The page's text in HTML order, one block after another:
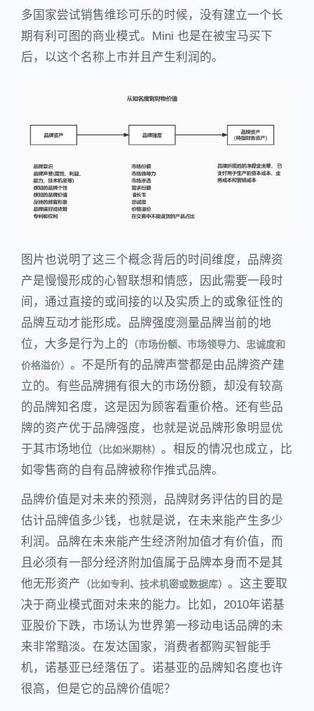
多国家尝试销售维珍可乐的时候，没有建立一个长
期有利可图的商业模式。Mini 也是在被宝马买下
后，以这个名称上市并且产生利润的。
图片也说明了这三个概念背后的时间维度，品牌资
产是慢慢形成的心智联想和情感，因此需要一段时
间，通过直接的或间接的以及实质上的或象征性的
品牌互动才能形成。品牌强度测量品牌当前的地
位，大多是行为上的 （市场份额、市场领导力、忠诚度和
价格溢价） 。不是所有的品牌声誉都是由品牌资产建
立的。有些品牌拥有很大的市场份额，却没有较高
的品牌知名度，这是因为顾客看重价格。还有些品
牌的资产优于品牌强度，也就是说品牌形象明显优
于其市场地位 （比如米期林） 。相反的情况也成立，比
如零售商的自有品牌被称作推式品牌。
品牌价值是对未来的预测，品牌财务评估的目的是
估计品牌值多少钱，也就是说，在未来能产生多少
利润。品牌在未来能产生经济附加值才有价值，而
且必须有一部分经济附加值属于品牌本身而不是其
他无形资产 （比如专利、技术机密或数据库） 。这主要取
决于商业模式面对未来的能力。比如，2010年诺基
亚股价下跌，市场认为世界第一移动电话品牌的未
来非常黯淡。在发达国家，消费者都购买智能手
机，诺基亚已经落伍了。诺基亚的品牌知名度也许
很高，但是它的品牌价值呢？